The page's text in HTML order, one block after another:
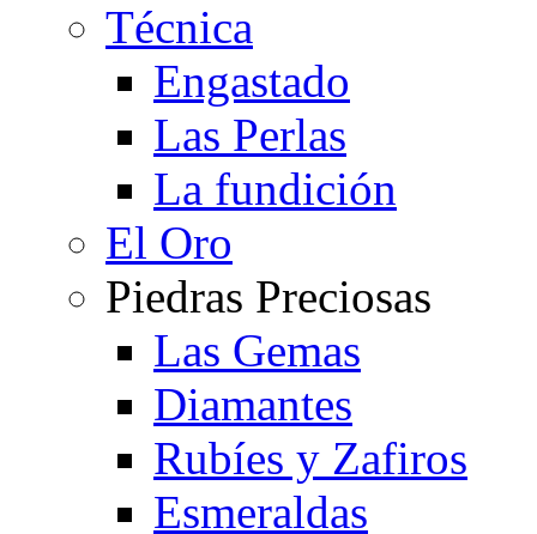
Técnica
Engastado
Las Perlas
La fundición
El Oro
Piedras Preciosas
Las Gemas
Diamantes
Rubíes y Zafiros
Esmeraldas